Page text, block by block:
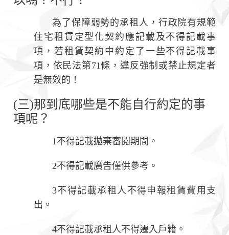
為了保障弱勢的承租人，行政院有規範
住宅租賃定型化契約應記載及不得記載事
項，若租賃契約中約定了一些不得記載事
項，依民法第71條，違反強制或禁止規定者
是無效的！
(三)那到底哪些是不能自行約定的事
項呢？
1不得記載拋棄審閱期間。
2不得記載廣告僅供參考。
3不得記載承租人不得申報租賃費用支
出。
4不得記載承租人不得遷入戶籍。